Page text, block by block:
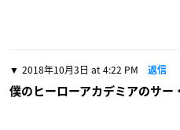
2018年10月3日 at 4:22 PM 返信
僕のヒーローアカデミアのサー